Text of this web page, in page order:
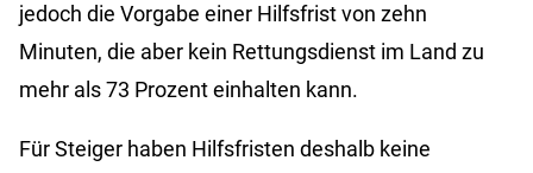
jedoch die Vorgabe einer Hilfsfrist von zehn
Minuten, die aber kein Rettungsdienst im Land zu
mehr als 73 Prozent einhalten kann.
Für Steiger haben Hilfsfristen deshalb keine